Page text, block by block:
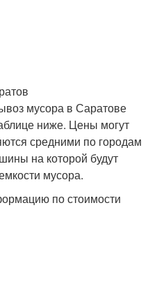
мусора в Саратове
ниже. Цены могут
средними по городам
на которой будут
мусора.
по стоимости